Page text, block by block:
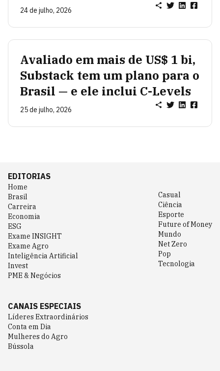
24 de julho, 2026
Avaliado em mais de US$ 1 bi,
Substack tem um plano para o
Brasil — e ele inclui C-Levels
25 de julho, 2026
EDITORIAS
Home
Brasil
Carreira
Economia
ESG
Exame INSIGHT
Exame Agro
Inteligência Artificial
Invest
PME & Negócios
Casual
Ciência
Esporte
Future of Money
Mundo
Net Zero
Pop
Tecnologia
CANAIS ESPECIAIS
Líderes Extraordinários
Conta em Dia
Mulheres do Agro
Bússola